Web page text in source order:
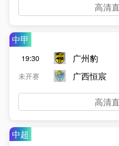
高清
中甲
19:30
未开赛
广州豹
广西恒宸
高清
中超